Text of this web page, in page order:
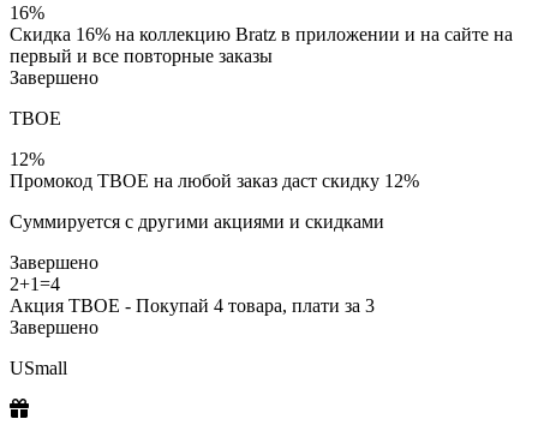
16%
Скидка 16% на коллекцию Bratz в приложении и на сайте на
первый и все повторные заказы
Завершено
ТВОЕ
12%
Промокод ТВОЕ на любой заказ даст скидку 12%
Суммируется с другими акциями и скидками
Завершено
2+1=4
Акция ТВОЕ - Покупай 4 товара, плати за 3
Завершено
USmall